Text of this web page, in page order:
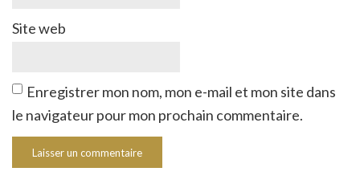
Site web
Enregistrer mon nom, mon e-mail et mon site dans
le navigateur pour mon prochain commentaire.